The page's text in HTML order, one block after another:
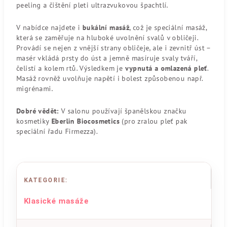
peeling a čištění pleti ultrazvukovou špachtlí.
V nabídce najdete i bukální masáž, což je speciální masáž,
která se zaměřuje na hluboké uvolnění svalů v obličeji.
Provádí se nejen z vnější strany obličeje, ale i zevnitř úst –
masér vkládá prsty do úst a jemně masíruje svaly tváří,
čelistí a kolem rtů. Výsledkem je vypnutá a omlazená pleť.
Masáž rovněž uvolňuje napětí i bolest způsobenou např.
migrénami.
Dobré vědět: V salonu používají španělskou značku
kosmetikyEberlin Biocosmetics (pro zralou pleť pak
speciální řadu Firmezza).
KATEGORIE:
Klasické masáže